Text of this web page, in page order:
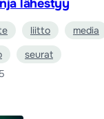
lähestyy
liitto
media
seurat